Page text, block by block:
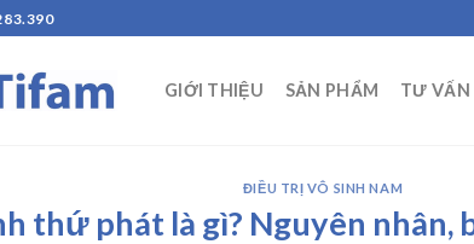
GIỚI THIỆU SẢN PHẨM TƯ VẤN
ĐIỀU TRỊ VÔ SINH NAM
thứ phát là gì? Nguyên nhân,